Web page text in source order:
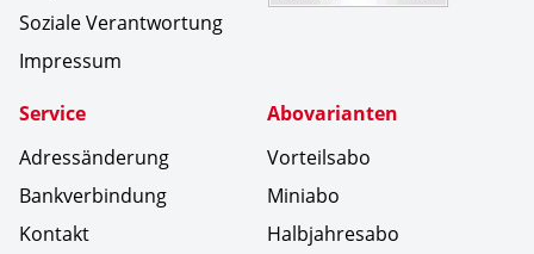
Soziale Verantwortung
Impressum
Service
Adressänderung
Bankverbindung
Kontakt
Abovarianten
Vorteilsabo
Miniabo
Halbjahresabo